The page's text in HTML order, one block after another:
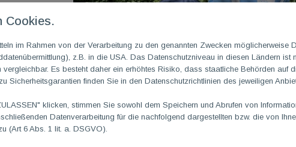
Cookies.
im Rahmen von der Verarbeitung zu den genannten Zwecken möglicherweise
z.B. in die USA. Das Datenschutzniveau in diesen Ländern ist
vergleichbar. Es besteht daher ein erhöhtes Risiko, dass staatliche Behörden auf
Sicherheitsgarantien finden Sie in den Datenschutzrichtlinien des jeweiligen
klicken, stimmen Sie sowohl dem Speichern und Abrufen von
Datenverarbeitung für die nachfolgend dargestellten bzw. die von
(Art 6 Abs. 1 lit. a. DSGVO).